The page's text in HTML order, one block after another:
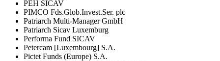
PEH SICAV
PIMCO Fds.Glob.Invest.Ser. plc
Patriarch Multi-Manager GmbH
Patriarch Sicav Luxemburg
Performa Fund SICAV
Petercam [Luxembourg] S.A.
Pictet Funds (Europe) S.A.